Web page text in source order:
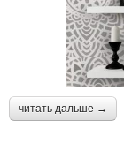
читать дальше →